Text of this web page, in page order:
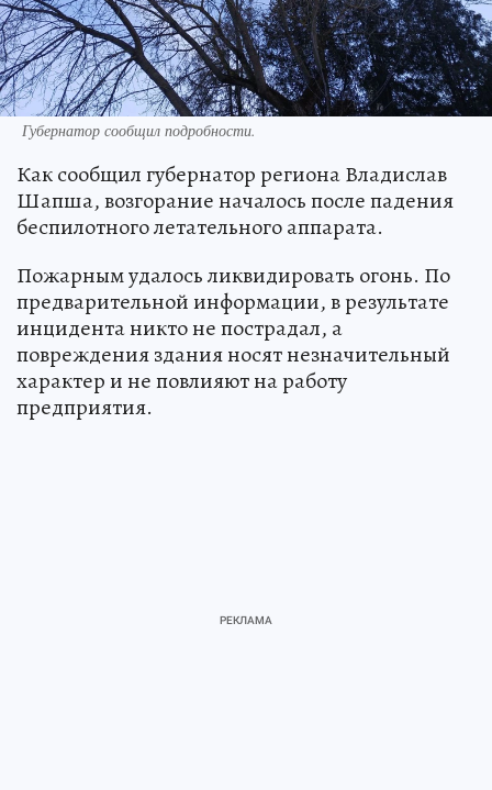
Губернатор сообщил подробности.
Как сообщил губернатор региона Владислав
Шапша, возгорание началось после падения
беспилотного летательного аппарата.
Пожарным удалось ликвидировать огонь. По
предварительной информации, в результате
инцидента никто не пострадал, а
повреждения здания носят незначительный
характер и не повлияют на работу
предприятия.